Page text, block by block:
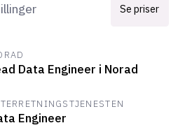
Se priser
Data Engineer i Norad
Engineer